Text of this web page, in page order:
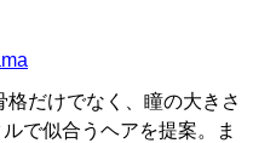
だけでなく、瞳の大きさ
で似合うヘアを提案。ま